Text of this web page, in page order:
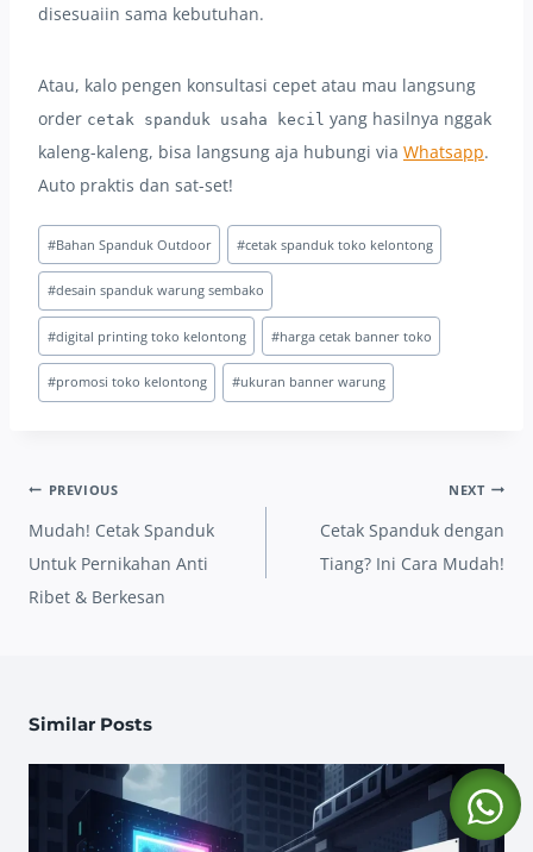
disesuaiin sama kebutuhan.
Atau, kalo pengen konsultasi cepet atau mau langsung
order cetak spanduk usaha kecil yang hasilnya nggak
kaleng-kaleng, bisa langsung aja hubungi via Whatsapp.
Auto praktis dan sat-set!
Post
Tags:
#Bahan Spanduk Outdoor #cetak spanduk toko kelontong
#desain spanduk warung sembako
#digital printing toko kelontong #harga cetak banner toko
#promosi toko kelontong #ukuran banner warung
Post
navigation
PREVIOUS
Mudah! Cetak Spanduk
Untuk Pernikahan Anti
Ribet & Berkesan
NEXT
Cetak Spanduk dengan
Tiang? Ini Cara Mudah!
Similar Posts